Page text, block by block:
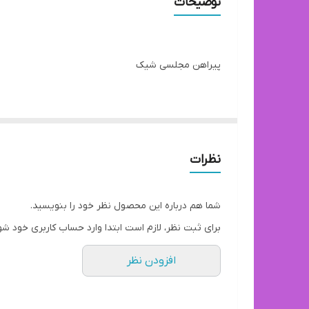
پیراهن مجلسی شیک
🌟 فري سايز : 38 تا 44
🌟جنس: مخمل
قد از سرشونه 142
نظرات
شما هم درباره این محصول نظر خود را بنویسید.
برای ثبت نظر، لازم است ابتدا وارد حساب کاربری خود
افزودن نظر